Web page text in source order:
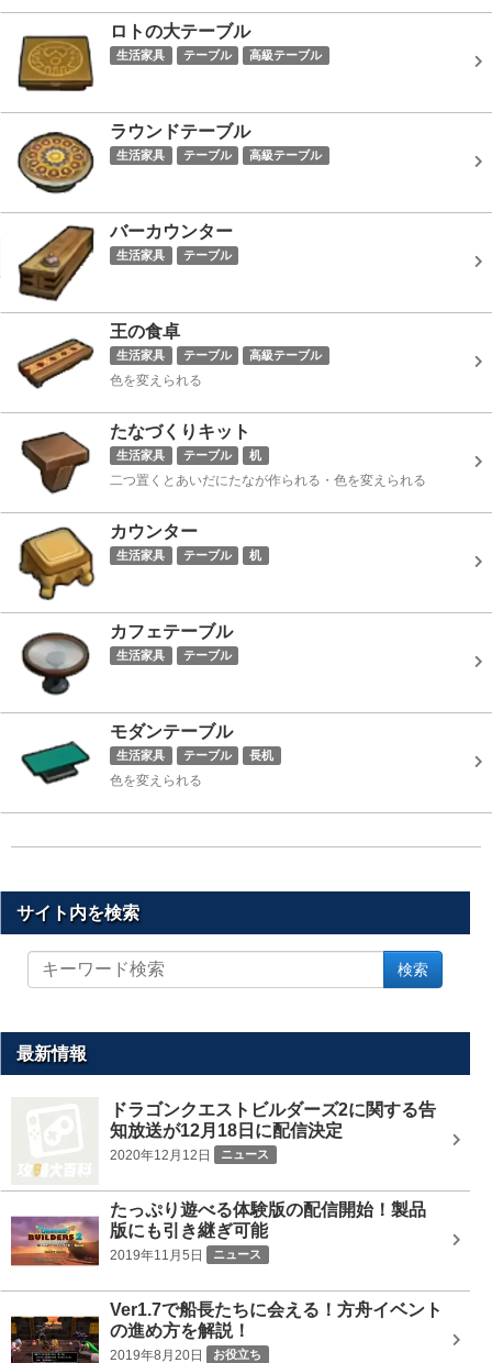
ロトの大テーブル
生活家具 テーブル 高級テーブル
ラウンドテーブル
生活家具 テーブル 高級テーブル
バーカウンター
生活家具 テーブル
王の食卓
生活家具 テーブル 高級テーブル
色を変えられる
たなづくりキット
生活家具 テーブル 机
二つ置くとあいだにたなが作られる・色を変えられる
カウンター
生活家具 テーブル 机
カフェテーブル
生活家具 テーブル
モダンテーブル
生活家具 テーブル 長机
色を変えられる
サイト内を検索
イ
を
検索
最新情報
ドラゴンクエストビルダーズ2に関する告
知放送が12月18日に配信決定
2020年12月12日 ニュース
たっぷり遊べる体験版の配信開始！製品
版にも引き継ぎ可能
2019年11月5日 ニュース
Ver1.7で船長たちに会える！方舟イベント
の進め方を解説！
2019年8月20日 お役立ち